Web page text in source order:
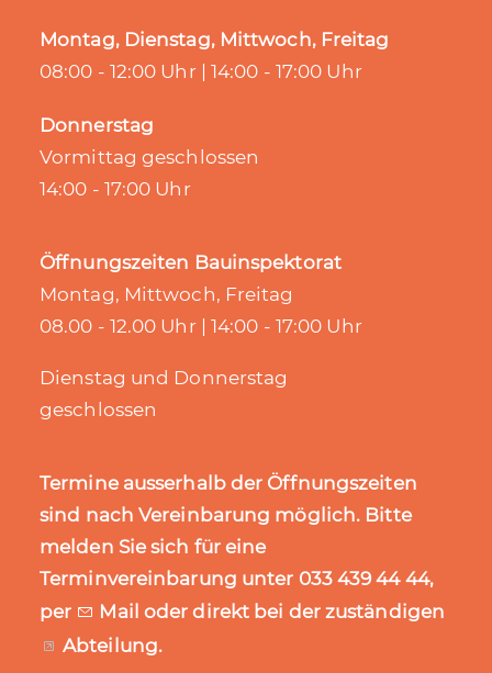
Montag, Dienstag, Mittwoch, Freitag
08:00 - 12:00 Uhr | 14:00 - 17:00 Uhr
Donnerstag
Vormittag geschlossen
14:00 - 17:00 Uhr
Öffnungszeiten Bauinspektorat
Montag, Mittwoch, Freitag
08.00 - 12.00 Uhr | 14:00 - 17:00 Uhr
Dienstag und Donnerstag
geschlossen
Termine ausserhalb der Öffnungszeiten
sind nach Vereinbarung möglich. Bitte
melden Sie sich für eine
Terminvereinbarung unter 033 439 44 44,
per
Mail oder direkt bei der zuständigen
Abteilung.